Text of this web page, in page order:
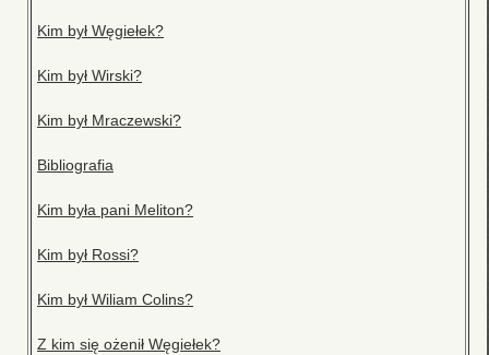
Kim był Węgiełek?
Kim był Wirski?
Kim był Mraczewski?
Bibliografia
Kim była pani Meliton?
Kim był Rossi?
Kim był Wiliam Colins?
Z kim się ożenił Węgiełek?